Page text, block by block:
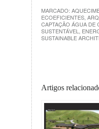
MARCADO:
ECOEFICIENTES,
CAPTAÇÃO ÁGUA DE
SUSTENTÁVEL
SUSTAINABLE
Artigos